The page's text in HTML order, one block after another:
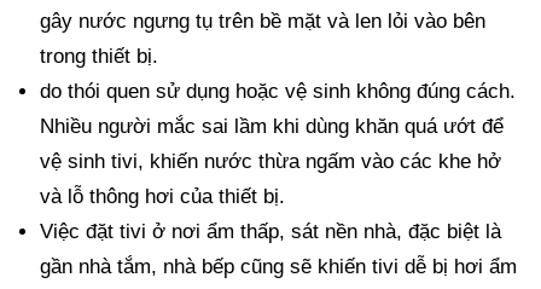
gây nước ngưng tụ trên bề mặt và len lỏi vào bên
trong thiết bị.
do thói quen sử dụng hoặc vệ sinh không đúng cách.
Nhiều người mắc sai lầm khi dùng khăn quá ướt để
vệ sinh tivi, khiến nước thừa ngấm vào các khe hở
và lỗ thông hơi của thiết bị.
Việc đặt tivi ở nơi ẩm thấp, sát nền nhà, đặc biệt là
gần nhà tắm, nhà bếp cũng sẽ khiến tivi dễ bị hơi ẩm